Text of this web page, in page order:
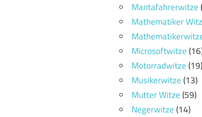
Mantafahrerwitze
Mathematiker
Microsoftwitze
Motorradwitze(19)
Musikerwitze(13)
Mutter Witze(59)
Negerwitze(14)